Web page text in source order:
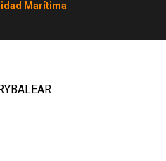
Marítima